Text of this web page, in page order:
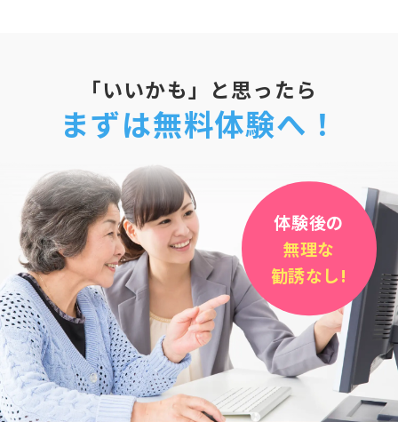
「いいかも」と思ったら
まずは無料体験へ！
体験後の
無理な
勧誘なし!